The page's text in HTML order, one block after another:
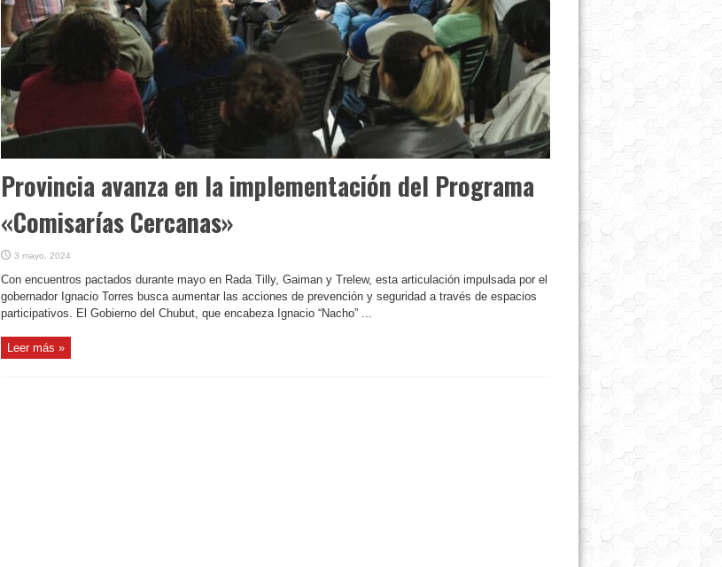
Provincia avanza en la implementación del Programa
«Comisarías Cercanas»
3 mayo, 2024
Con encuentros pactados durante mayo en Rada Tilly, Gaiman y Trelew, esta articulación impulsada por el
gobernador Ignacio Torres busca aumentar las acciones de prevención y seguridad a través de espacios
participativos. El Gobierno del Chubut, que encabeza Ignacio “Nacho” ...
Leer más »